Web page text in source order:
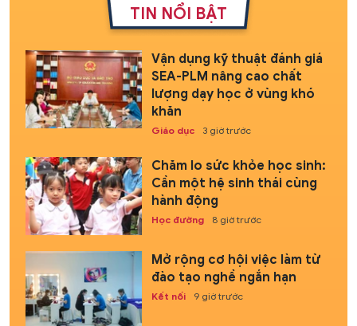
TIN NỔI BẬT
Vận dụng kỹ thuật đánh giá
SEA-PLM nâng cao chất
lượng dạy học ở vùng khó
khăn
Giáo dục 3 giờ trước
Chăm lo sức khỏe học sinh:
Cần một hệ sinh thái cùng
hành động
Học đường 8 giờ trước
Mở rộng cơ hội việc làm từ
đào tạo nghề ngắn hạn
Kết nối 9 giờ trước